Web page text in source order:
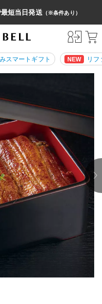
短当日発送（※条件あり）
スマートギフト NEW リ